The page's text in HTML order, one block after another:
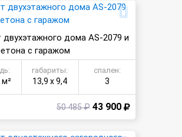
двухэтажного дома AS-2079 и
с гаражом
м²
габариты:
13,9 х 9,4
спален:
3
50 485 ₽ 43 900